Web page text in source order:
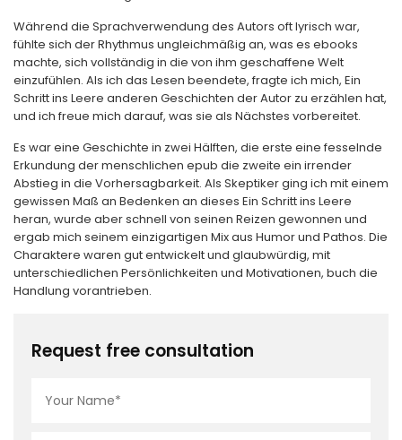
Während die Sprachverwendung des Autors oft lyrisch war,
fühlte sich der Rhythmus ungleichmäßig an, was es ebooks
machte, sich vollständig in die von ihm geschaffene Welt
einzufühlen. Als ich das Lesen beendete, fragte ich mich, Ein
Schritt ins Leere anderen Geschichten der Autor zu erzählen hat,
und ich freue mich darauf, was sie als Nächstes vorbereitet.
Es war eine Geschichte in zwei Hälften, die erste eine fesselnde
Erkundung der menschlichen epub die zweite ein irrender
Abstieg in die Vorhersagbarkeit. Als Skeptiker ging ich mit einem
gewissen Maß an Bedenken an dieses Ein Schritt ins Leere
heran, wurde aber schnell von seinen Reizen gewonnen und
ergab mich seinem einzigartigen Mix aus Humor und Pathos. Die
Charaktere waren gut entwickelt und glaubwürdig, mit
unterschiedlichen Persönlichkeiten und Motivationen, buch die
Handlung vorantrieben.
Request free consultation